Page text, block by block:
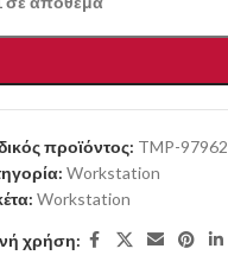
προϊόντος: TMP-97962
Workstation
Workstation
χρήση: